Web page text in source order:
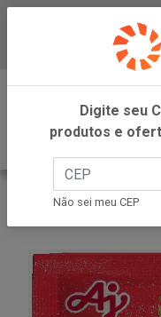
INÍCIO
AJINOMOTO
Digite seu
produtos e
Não sei meu CEP